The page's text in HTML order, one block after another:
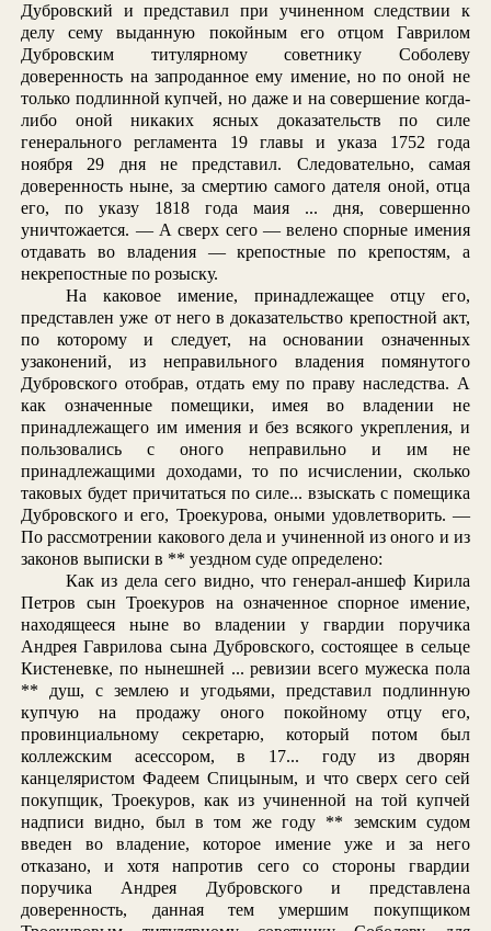
Дубровский и представил при учиненном следствии к
делу сему выданную покойным его отцом Гаврилом
Дубровским титулярному советнику Соболеву
доверенность на запроданное ему имение, но по оной не
только подлинной купчей, но даже и на совершение когда-
либо оной никаких ясных доказательств по силе
генерального регламента 19 главы и указа 1752 года
ноября 29 дня не представил. Следовательно, самая
доверенность ныне, за смертию самого дателя оной, отца
его, по указу 1818 года маия ... дня, совершенно
уничтожается. — А сверх сего — велено спорные имения
отдавать во владения — крепостные по крепостям, а
некрепостные по розыску.
На каковое имение, принадлежащее отцу его,
представлен уже от него в доказательство крепостной акт,
по которому и следует, на основании означенных
узаконений, из неправильного владения помянутого
Дубровского отобрав, отдать ему по праву наследства. А
как означенные помещики, имея во владении не
принадлежащего им имения и без всякого укрепления, и
пользовались с оного неправильно и им не
принадлежащими доходами, то по исчислении, сколько
таковых будет причитаться по силе... взыскать с помещика
Дубровского и его, Троекурова, оными удовлетворить. —
По рассмотрении какового дела и учиненной из оного и из
законов выписки в ** уездном суде определено:
Как из дела сего видно, что генерал-аншеф Кирила
Петров сын Троекуров на означенное спорное имение,
находящееся ныне во владении у гвардии поручика
Андрея Гаврилова сына Дубровского, состоящее в сельце
Кистеневке, по нынешней ... ревизии всего мужеска пола
** душ, с землею и угодьями, представил подлинную
купчую на продажу оного покойному отцу его,
провинциальному секретарю, который потом был
коллежским асессором, в 17... году из дворян
канцеляристом Фадеем Спицыным, и что сверх сего сей
покупщик, Троекуров, как из учиненной на той купчей
надписи видно, был в том же году ** земским судом
введен во владение, которое имение уже и за него
отказано, и хотя напротив сего со стороны гвардии
поручика Андрея Дубровского и представлена
доверенность, данная тем умершим покупщиком